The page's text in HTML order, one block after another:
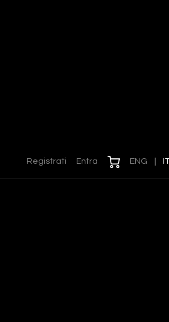
Registrati Entra ENG